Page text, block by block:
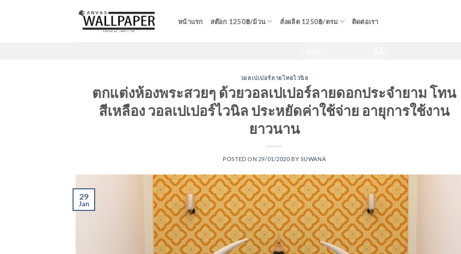
หน้าแรก สต๊อก 1250฿/ม้วน สั่งผลิต 1250฿/ตรม ติดต่อเรา
วอลเปเปอร์ลายไทยไวนิล
ตกแต่งห้องพระสวยๆ ด้วยวอลเปเปอร์ลายดอกประจำยาม โทน
สีเหลือง วอลเปเปอร์ไวนิล ประหยัดค่าใช้จ่าย อายุการใช้งาน
ยาวนาน
POSTED ON 29/01/2020 BY SUWANA
29
Jan